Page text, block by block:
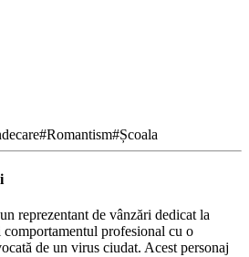
#Romantism#Școala
reprezentant de vânzări dedicat la
profesional cu o
de un virus ciudat. Acest personaj